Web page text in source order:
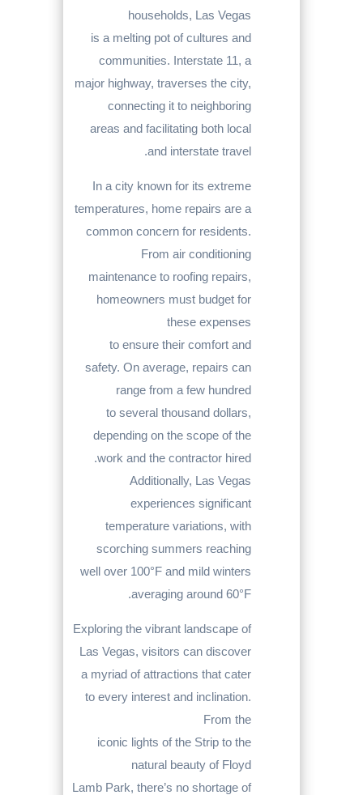
households, Las Vegas
is a melting pot of cultures and
communities. Interstate 11, a
major highway, traverses the city,
connecting it to neighboring
areas and facilitating both local
and interstate travel.
In a city known for its extreme
temperatures, home repairs are a
common concern for residents.
From air conditioning
maintenance to roofing repairs,
homeowners must budget for
these expenses
to ensure their comfort and
safety. On average, repairs can
range from a few hundred
to several thousand dollars,
depending on the scope of the
work and the contractor hired.
Additionally, Las Vegas
experiences significant
temperature variations, with
scorching summers reaching
well over 100°F and mild winters
averaging around 60°F.
Exploring the vibrant landscape of
Las Vegas, visitors can discover
a myriad of attractions that cater
to every interest and inclination.
From the
iconic lights of the Strip to the
natural beauty of Floyd
Lamb Park, there’s no shortage of